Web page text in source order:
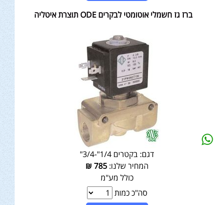
ברז גז חשמלי אוטומטי לבקרים ODE תוצרת איטליה
דגם: בקטרים 1/4"-3/4"
המחיר שלנו:785
₪
כולל מע"מ
סה"כ כמות